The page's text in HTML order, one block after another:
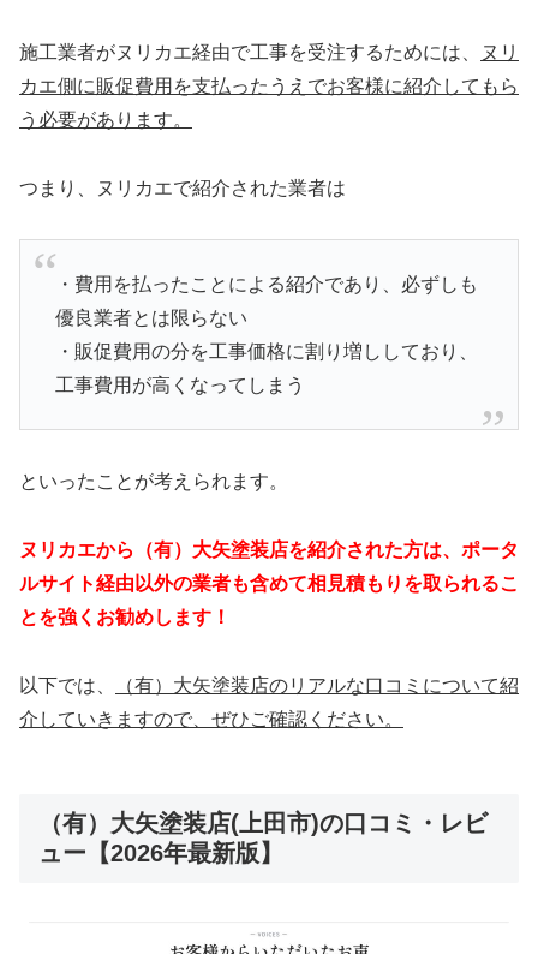
施工業者がヌリカエ経由で工事を受注するためには、
ヌリ
カエ側に販促費用を支払ったうえでお客様に紹介してもら
う必要があります。
つまり、ヌリカエで紹介された業者は
・費用を払ったことによる紹介であり、必ずしも
優良業者とは限らない
・販促費用の分を工事価格に割り増ししており、
工事費用が高くなってしまう
といったことが考えられます。
ヌリカエから（有）大矢塗装店を紹介された方は、ポータ
ルサイト経由以外の業者も含めて相見積もりを取られるこ
とを強くお勧めします！
以下では、
（有）大矢塗装店のリアルな口コミについて紹
介していきますので、ぜひご確認ください。
（有）大矢塗装店(上田市)の口コミ・レビ
ュー【2026年最新版】